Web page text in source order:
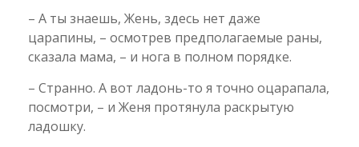
– А ты знаешь, Жень, здесь нет даже
царапины, – осмотрев предполагаемые раны,
сказала мама, – и нога в полном порядке.
– Странно. А вот ладонь-то я точно оцарапала,
посмотри, – и Женя протянула раскрытую
ладошку.